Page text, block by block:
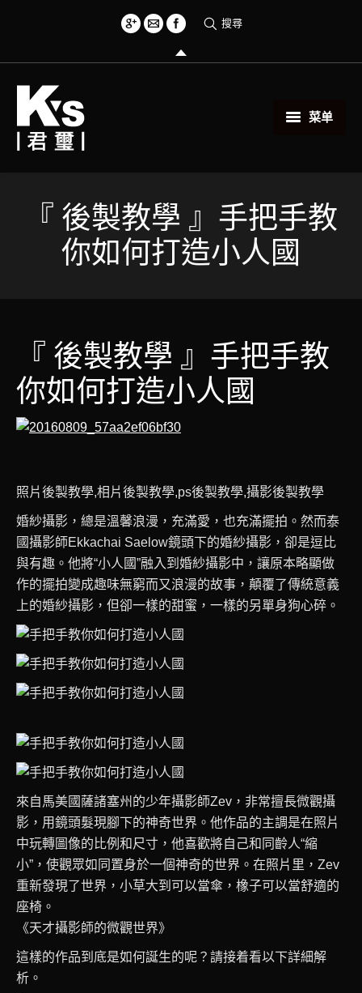
搜尋
菜单
創意小物
關於君璽
聯絡我們
『 後製教學 』手把手教
你如何打造小人國
『 後製教學 』手把手教
你如何打造小人國
照片後製教學,相片後製教學,ps後製教學,攝影後製教學
婚紗攝影，總是溫馨浪漫，充滿愛，也充滿擺拍。然而泰
國攝影師Ekkachai Saelow鏡頭下的婚紗攝影，卻是逗比
與有趣。他將“小人國”融入到婚紗攝影中，讓原本略顯做
作的擺拍變成趣味無窮而又浪漫的故事，顛覆了傳統意義
上的婚紗攝影，但卻一樣的甜蜜，一樣的另單身狗心碎。
來自馬美國薩諸塞州的少年攝影師Zev，非常擅長微觀攝
影，用鏡頭髮現腳下的神奇世界。他作品的主調是在照片
中玩轉圖像的比例和尺寸，他喜歡將自己和同齡人“縮
小”，使觀眾如同置身於一個神奇的世界。在照片里，Zev
重新發現了世界，小草大到可以當傘，橡子可以當舒適的
座椅。
《天才攝影師的微觀世界》
這樣的作品到底是如何誕生的呢？請接着看以下詳細解
析。